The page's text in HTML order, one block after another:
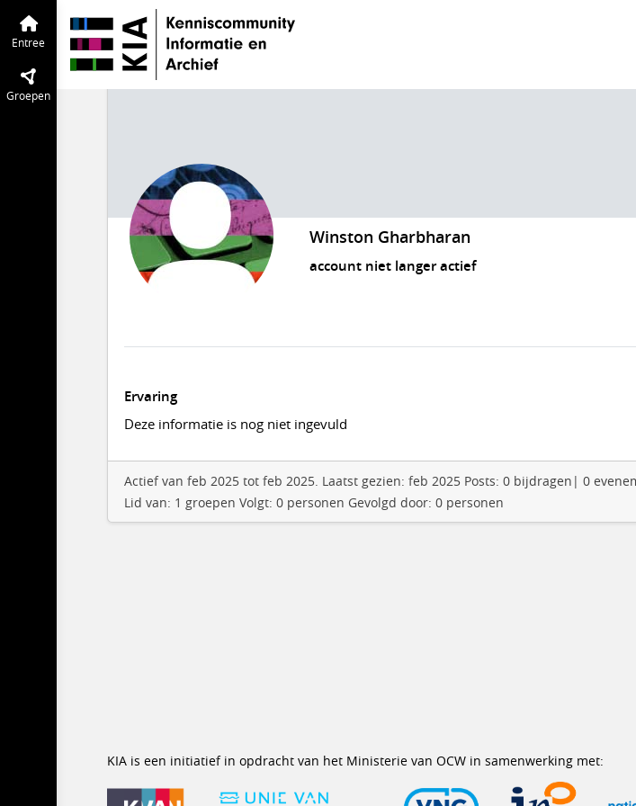
Entree
Groepen
Winston Gharbharan
account niet langer actief
Ervaring
Deze informatie is nog niet ingevuld
Actief van feb 2025 tot feb 2025. Laatst gezien: feb 2025 Posts: 0 bijdragen| 0
Lid van: 1 groepen Volgt: 0 personen Gevolgd door: 0 personen
KIA is een initiatief in opdracht van het Ministerie van OCW in samenwerking met: